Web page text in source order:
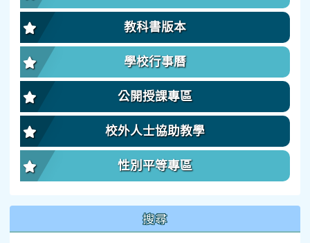
教科書版本
學校行事曆
公開授課專區
校外人士協助教學
性別平等專區
搜尋